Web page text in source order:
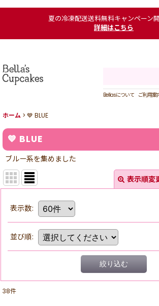
夏の冷凍配送送料無料キャンペーン
詳細はこちら
Bellasについて ご利用案
ホーム > 💙 BLUE
💙 BLUE
ブルー系を集めました
表示順変
表示数:
並び順:
絞り込む
38件